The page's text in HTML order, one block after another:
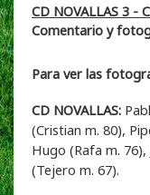
CD NOVALLAS 3 -
Comentario y
Para ver las
CD NOVALLAS:
(Cristian m. 80),
Hugo (Rafa m. 76),
(Tejero m. 67).